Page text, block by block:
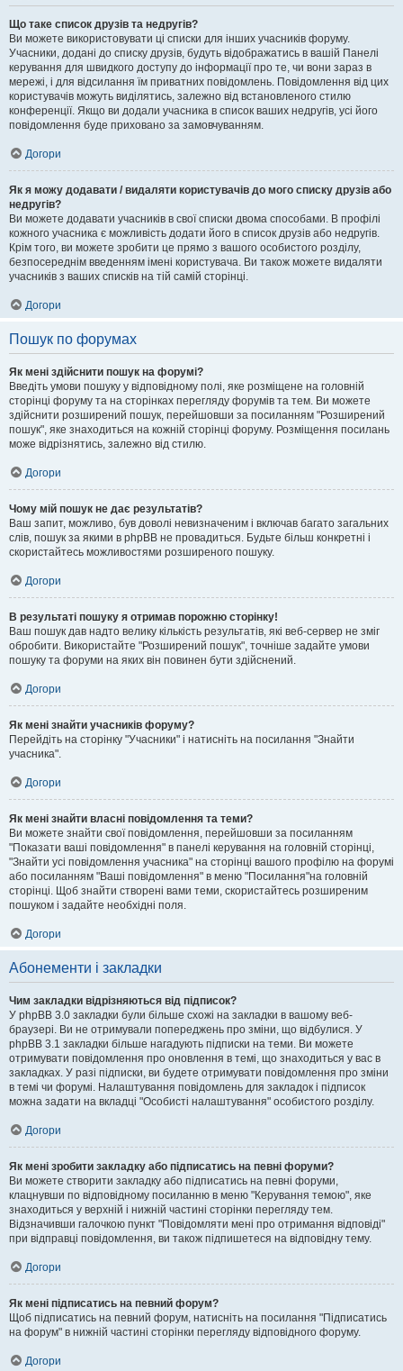
Що таке список друзів та недругів?
Ви можете використовувати ці списки для інших учасників форуму.
Учасники, додані до списку друзів, будуть відображатись в вашій Панелі
керування для швидкого доступу до інформації про те, чи вони зараз в
мережі, і для відсилання їм приватних повідомлень. Повідомлення від цих
користувачів можуть виділятись, залежно від встановленого стилю
конференції. Якщо ви додали учасника в список ваших недругів, усі його
повідомлення буде приховано за замовчуванням.
Догори
Як я можу додавати / видаляти користувачів до мого списку друзів або
недругів?
Ви можете додавати учасників в свої списки двома способами. В профілі
кожного учасника є можливість додати його в список друзів або недругів.
Крім того, ви можете зробити це прямо з вашого особистого розділу,
безпосереднім введенням імені користувача. Ви також можете видаляти
учасників з ваших списків на тій самій сторінці.
Догори
Пошук по форумах
Як мені здійснити пошук на форумі?
Введіть умови пошуку у відповідному полі, яке розміщене на головній
сторінці форуму та на сторінках перегляду форумів та тем. Ви можете
здійснити розширений пошук, перейшовши за посиланням "Розширений
пошук", яке знаходиться на кожній сторінці форуму. Розміщення посилань
може відрізнятись, залежно від стилю.
Догори
Чому мій пошук не дає результатів?
Ваш запит, можливо, був доволі невизначеним і включав багато загальних
слів, пошук за якими в phpBB не провадиться. Будьте більш конкретні і
скористайтесь можливостями розширеного пошуку.
Догори
В результаті пошуку я отримав порожню сторінку!
Ваш пошук дав надто велику кількість результатів, які веб-сервер не зміг
обробити. Використайте "Розширений пошук", точніше задайте умови
пошуку та форуми на яких він повинен бути здійснений.
Догори
Як мені знайти учасників форуму?
Перейдіть на сторінку "Учасники" і натисніть на посилання "Знайти
учасника".
Догори
Як мені знайти власні повідомлення та теми?
Ви можете знайти свої повідомлення, перейшовши за посиланням
"Показати ваші повідомлення" в панелі керування на головній сторінці,
"Знайти усі повідомлення учасника" на сторінці вашого профілю на форумі
або посиланням "Ваші повідомлення" в меню "Посилання"на головній
сторінці. Щоб знайти створені вами теми, скористайтесь розширеним
пошуком і задайте необхідні поля.
Догори
Абонементи і закладки
Чим закладки відрізняються від підписок?
У phpBB 3.0 закладки були більше схожі на закладки в вашому веб-
браузері. Ви не отримували попереджень про зміни, що відбулися. У
phpBB 3.1 закладки більше нагадують підписки на теми. Ви можете
отримувати повідомлення про оновлення в темі, що знаходиться у вас в
закладках. У разі підписки, ви будете отримувати повідомлення про зміни
в темі чи форумі. Налаштування повідомлень для закладок і підписок
можна задати на вкладці "Особисті налаштування" особистого розділу.
Догори
Як мені зробити закладку або підписатись на певні форуми?
Ви можете створити закладку або підписатись на певні форуми,
клацнувши по відповідному посиланню в меню "Керування темою", яке
знаходиться у верхній і нижній частині сторінки перегляду тем.
Відзначивши галочкою пункт "Повідомляти мені про отримання відповіді"
при відправці повідомлення, ви також підпишетеся на відповідну тему.
Догори
Як мені підписатись на певний форум?
Щоб підписатись на певний форум, натисніть на посилання "Підписатись
на форум" в нижній частині сторінки перегляду відповідного форуму.
Догори